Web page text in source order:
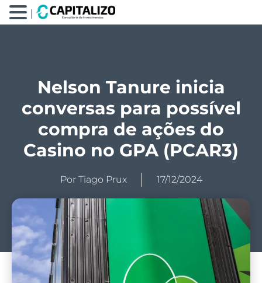
Nelson Tanure inicia
conversas para possível
compra de ações do
Casino no GPA (PCAR3)
Por Tiago Prux 17/12/2024